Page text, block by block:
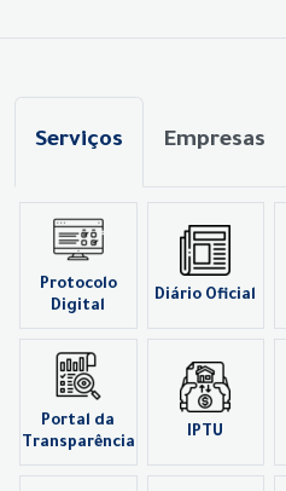
Serviços Empresas
Protocolo
Digital
Diário Oficial
Portal da
Transparência
IPTU